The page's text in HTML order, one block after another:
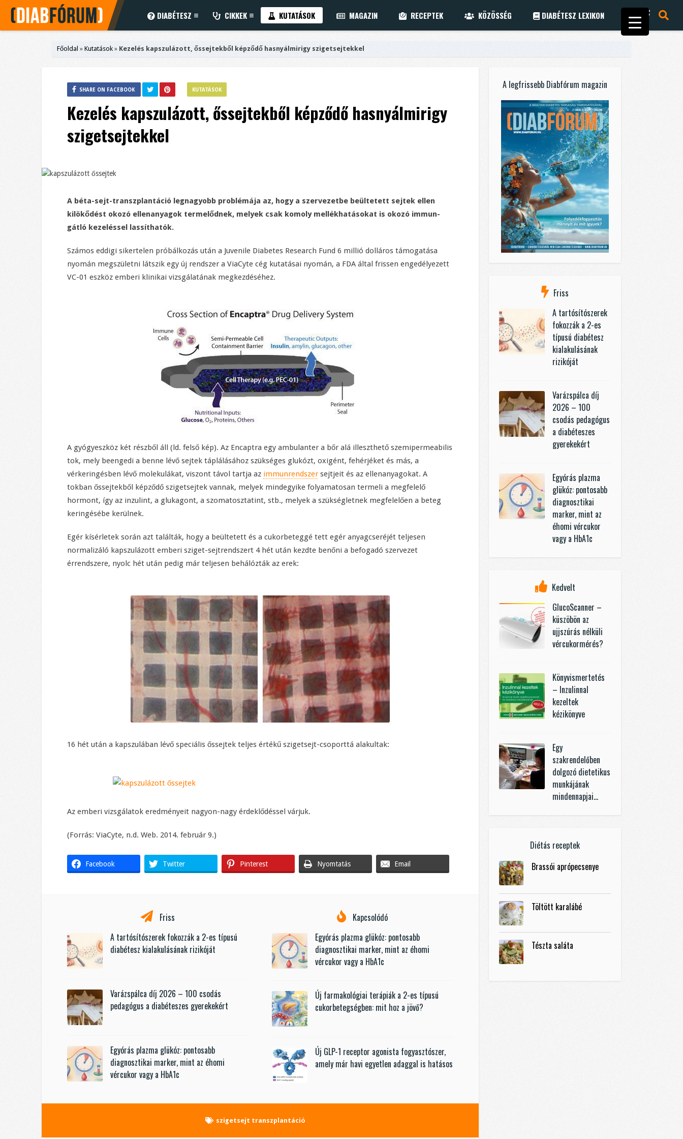
DIABÉTESZ CIKKEK KUTATÁSOK MAGAZIN RECEPTEK KÖZÖSSÉG DIABÉTESZ LEXIKON
Főoldal » Kutatások » Kezelés kapszulázott, őssejtekből képződő hasnyálmirigy szigetsejtekkel
KUTATÁSOK
SHARE ON FACEBOOK
Kezelés kapszulázott, őssejtekből képződő hasnyálmirigy
szigetsejtekkel
A béta-sejt-transzplantáció legnagyobb problémája az, hogy a szervezetbe beültetett sejtek ellen
kilökődést okozó ellenanyagok termelődnek, melyek csak komoly mellékhatásokat is okozó immun-
gátló kezeléssel lassíthatók.
Számos eddigi sikertelen próbálkozás után a Juvenile Diabetes Research Fund 6 millió dolláros támogatása
nyomán megszületni látszik egy új rendszer a ViaCyte cég kutatásai nyomán, a FDA által frissen engedélyezett
VC-01 eszköz emberi klinikai vizsgálatának megkezdéséhez.
A gyógyeszköz két részből áll (ld. felső kép). Az Encaptra egy ambulanter a bőr alá illeszthető szemipermeabilis
tok, mely beengedi a benne lévő sejtek táplálásához szükséges glukózt, oxigént, fehérjéket és más, a
vérkeringésben lévő molekulákat, viszont távol tartja az immunrendszersejtjeit és az ellenanyagokat. A
tokban őssejtekből képződő szigetsejtek vannak, melyek mindegyike folyamatosan termeli a megfelelő
hormont, így az inzulint, a glukagont, a szomatosztatint, stb., melyek a szükségletnek megfelelően a beteg
keringésébe kerülnek.
Egér kísérletek során azt találták, hogy a beültetett és a cukorbeteggé tett egér anyagcseréjét teljesen
normalizáló kapszulázott emberi sziget-sejtrendszert 4 hét után kezdte benőni a befogadó szervezet
érrendszere, nyolc hét után pedig már teljesen behálózták az erek:
16 hét után a kapszulában lévő speciális őssejtek teljes értékű szigetsejt-csoporttá alakultak:
Az emberi vizsgálatok eredményeit nagyon-nagy érdeklődéssel várjuk.
(Forrás: ViaCyte, n.d. Web. 2014. február 9.)
Facebook Twitter Pinterest Nyomtatás Email
Friss
A tartósítószerek fokozzák a 2-es típusú
diabétesz kialakulásának rizikóját
Varázspálca díj 2026 – 100 csodás
pedagógus a diabéteszes gyerekekért
Egyórás plazma glükóz: pontosabb
diagnosztikai marker, mint az éhomi
vércukor vagy a HbA1c
Kapcsolódó
Egyórás plazma glükóz: pontosabb
diagnosztikai marker, mint az éhomi
vércukor vagy a HbA1c
Új farmakológiai terápiák a 2-es típusú
cukorbetegségben: mit hoz a jövő?
Új GLP-1 receptor agonista fogyasztószer,
amely már havi egyetlen adaggal is hatásos
szigetsejt transzplantáció
A legfrissebb Diabfórum magazin
Friss
A tartósítószerek
fokozzák a 2-es
típusú diabétesz
kialakulásának
rizikóját
Varázspálca díj
2026 – 100
csodás pedagógus
a diabéteszes
gyerekekért
Egyórás plazma
glükóz: pontosabb
diagnosztikai
marker, mint az
éhomi vércukor
vagy a HbA1c
Kedvelt
GlucoScanner –
küszöbön az
ujjszúrás nélküli
vércukormérés?
Könyvismertetés
– Inzulinnal
kezeltek
kézikönyve
Egy
szakrendelőben
dolgozó dietetikus
munkájának
mindennapjai…
Diétás receptek
Brassói aprópecsenye
Töltött karalábé
Tészta saláta